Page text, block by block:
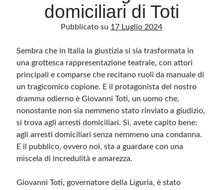
Categorie
Questo blog non rappresenta una testata giornalistica, in quanto viene aggiornato
senza alcuna periodicità. Non può pertanto considerarsi un prodotto editoriale ai
sensi della legge n· 62 del 7.03.2001. L’autore non è responsabile di quanto
pubblicato dai lettori nei commenti ai vari post. Saranno comunque cancellati quelli
privacy. Alcune immagini inserite in questo blog sono tratte da Internet e, pertanto,
domiciliari di Toti
Pubblicato su 17 Luglio 2024
Sembra che in Italia la giustizia si sia trasformata in
una grottesca rappresentazione teatrale, con attori
principali e comparse che recitano ruoli da manuale di
un tragicomico copione. E il protagonista del nostro
dramma odierno è Giovanni Toti, un uomo che,
nonostante non sia nemmeno stato rinviato a giudizio,
si trova agli arresti domiciliari. Sì, avete capito bene:
agli arresti domiciliari senza nemmeno una condanna.
E il pubblico, ovvero noi, sta a guardare con una
miscela di incredulità e amarezza.
Giovanni Toti, governatore della Liguria, è stato